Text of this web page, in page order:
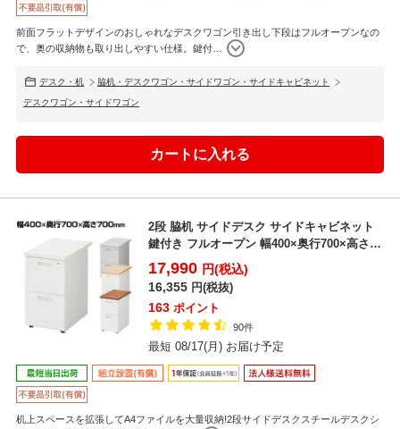
前面フラットデザインのおしゃれなデスクワゴン引き出し下段はフルオープンなの
で、奥の収納物も取り出しやすい仕様。鍵付…
デスク・机 脇机・デスクワゴン・サイドワゴン・サイドキャビネット
デスクワゴン・サイドワゴン
2段 脇机 サイドデスク サイドキャビネット
鍵付き フルオープン 幅400×奥行700×高さ
700...
17,990 円(税込)
16,355 円(税抜)
163 ポイント
90件
最短 08/17(月) お届け予定
机上スペースを拡張してA4ファイルを大量収納!2段サイドデスクスチールデスクシ